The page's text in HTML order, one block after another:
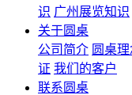
识 广州展览知识
关于圆桌
公司简介 圆桌
证 我们的客户
联系圆桌